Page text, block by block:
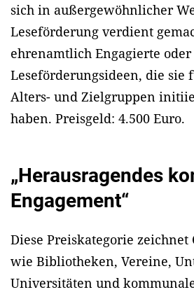
sich in außergewöhnlicher
Leseförderung verdient
ehrenamtlich Engagierte
Leseförderungsideen, die sie
Alters- und Zielgruppen
haben. Preisgeld: 4.500 Euro.
„Herausragendes
Engagement“
Diese Preiskategorie zeichnet
wie Bibliotheken, Vereine,
Universitäten und